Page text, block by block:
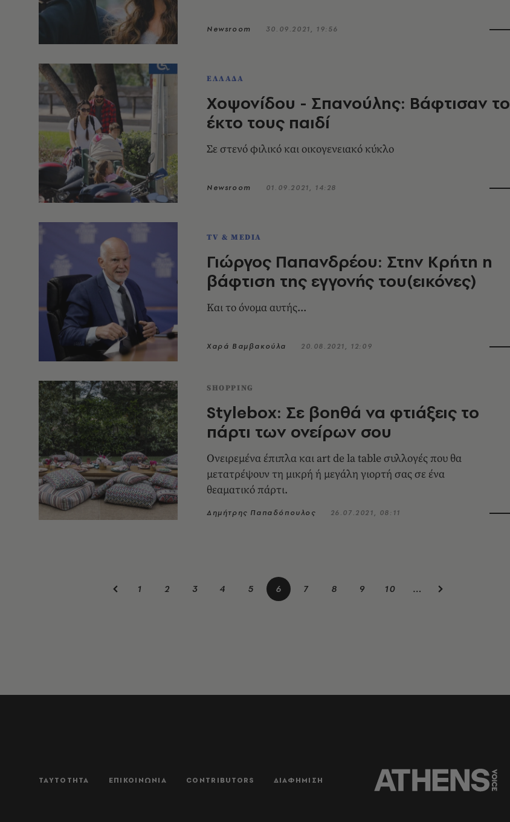
Newsroom 30.09.2021, 19:56
ΕΛΛΑΔΑ
Χοψονίδου - Σπανούλης: Βάφτισαν το
έκτο τους παιδί
Σε στενό φιλικό και οικογενειακό κύκλο
Newsroom 01.09.2021, 14:28
TV & MEDIA
Γιώργος Παπανδρέου: Στην Κρήτη η
βάφτιση της εγγονής του(εικόνες)
Και το όνομα αυτής...
Χαρά Βαμβακούλα 20.08.2021, 12:09
SHOPPING
Stylebox: Σε βοηθά να φτιάξεις το
πάρτι των ονείρων σου
Ονειρεμένα έπιπλα και art de la table συλλογές που θα
μετατρέψουν τη μικρή ή μεγάλη γιορτή σας σε ένα
θεαματικό πάρτι.
Δημήτρης Παπαδόπουλος 26.07.2021, 08:11
1 2 3 4 5 6 7 8 9 10 …
ΤΑΥΤΟΤΗΤΑ ΕΠΙΚΟΙΝΩΝΙΑ CONTRIBUTORS ΔΙΑΦΗΜΙΣΗ